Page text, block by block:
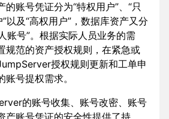
的账号凭证分为“特权用户”、“只
以及“高权用户”，数据库资产又分
账号”。根据实际人员业务的需
规范的资产授权规则，在紧急或
授权规则更新和工单申
号提权需求。
的账号收集、账号改密、账号